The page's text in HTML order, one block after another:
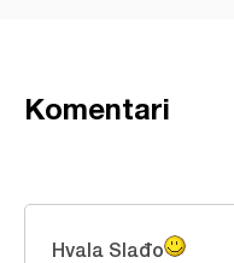
Komentari
Hvala Slađo